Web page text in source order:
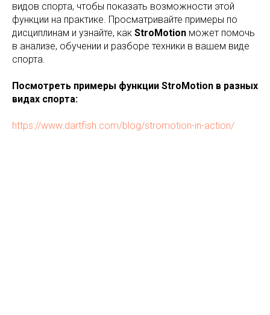
видов спорта, чтобы показать возможности этой
функции на практике. Просматривайте примеры по
дисциплинам и узнайте, как StroMotion может помочь
в анализе, обучении и разборе техники в вашем виде
спорта.
Посмотреть примеры функции StroMotion в разных
видах спорта:
https://www.dartfish.com/blog/stromotion-in-action/